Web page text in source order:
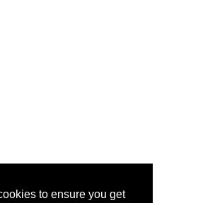
to ensure you get